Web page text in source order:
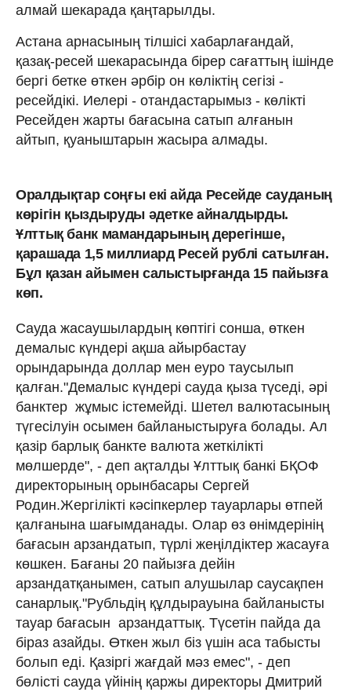
алмай шекарада қаңтарылды.
Астана арнасының тілшісі хабарлағандай,
қазақ-ресей шекарасында бірер сағаттың ішінде
бергі бетке өткен әрбір он көліктің сегізі -
ресейдікі. Иелері - отандастарымыз - көлікті
Ресейден жарты бағасына сатып алғанын
айтып, қуаныштарын жасыра алмады.
Оралдықтар соңғы екі айда Ресейде сауданың
көрігін қыздыруды әдетке айналдырды.
Ұлттық банк мамандарының дерегінше,
қарашада 1,5 миллиард Ресей рублі сатылған.
Бұл қазан айымен салыстырғанда 15 пайызға
көп.
Сауда жасаушылардың көптігі сонша, өткен
демалыс күндері ақша айырбастау
орындарында доллар мен еуро таусылып
қалған."Демалыс күндері сауда қыза түседі, әрі
банктер жұмыс істемейді. Шетел валютасының
түгесілуін осымен байланыстыруға болады. Ал
қазір барлық банкте валюта жеткілікті
мөлшерде", - деп ақталды Ұлттық банкі БҚОФ
директорының орынбасары Сергей
Родин.Жергілікті кәсіпкерлер тауарлары өтпей
қалғанына шағымданады. Олар өз өнімдерінің
бағасын арзандатып, түрлі жеңілдіктер жасауға
көшкен. Бағаны 20 пайызға дейін
арзандатқанымен, сатып алушылар саусақпен
санарлық."Рубльдің құлдырауына байланысты
тауар бағасын арзандаттық. Түсетін пайда да
біраз азайды. Өткен жыл біз үшін аса табысты
болып еді. Қазіргі жағдай мәз емес", - деп
бөлісті сауда үйінің қаржы директоры Дмитрий